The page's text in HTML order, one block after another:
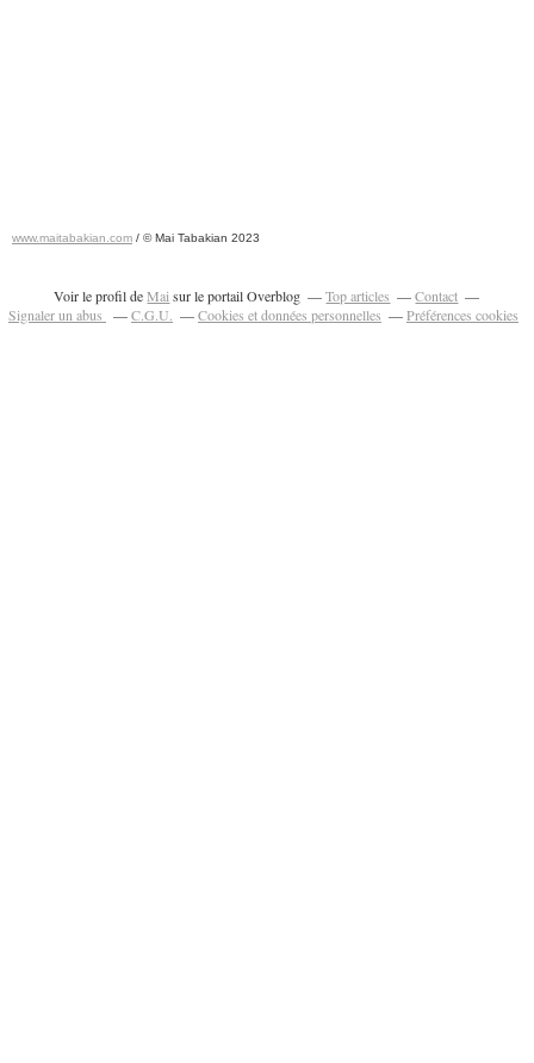
www.maitabakian.com / © Mai Tabakian 2023
Voir le profil deMaisur le portail Overblog Top articles
Contact
Signaler un abus
C.G.U. Cookies et données personnelles Préférences cookies